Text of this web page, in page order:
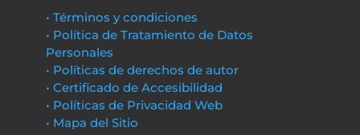
• Términos y condiciones
• Política de Tratamiento de Datos
Personales
• Políticas de derechos de autor
• Certificado de Accesibilidad
• Políticas de Privacidad Web
• Mapa del Sitio